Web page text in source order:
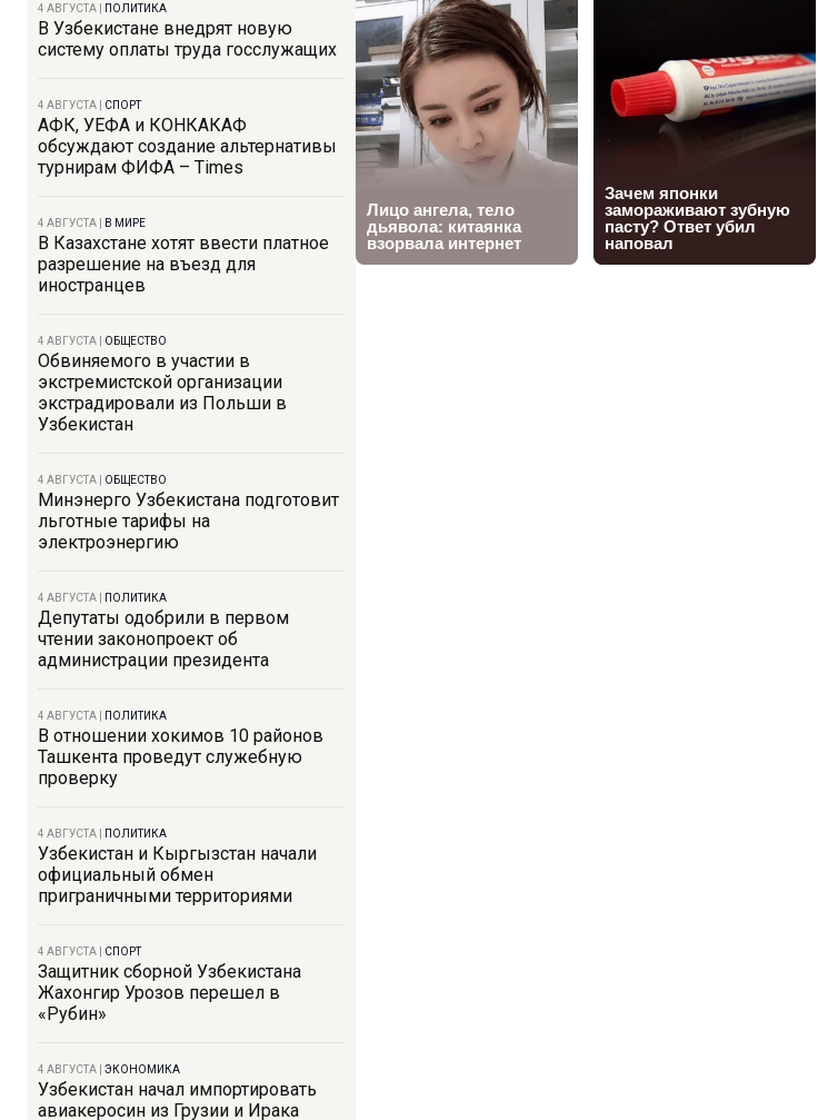
4 АВГУСТА ПОЛИТИКА
В Узбекистане внедрят новую
систему оплаты труда госслужащих
4 АВГУСТА СПОРТ
АФК, УЕФА и КОНКАКАФ
обсуждают создание альтернативы
турнирам ФИФА – Times
4 АВГУСТА В МИРЕ
В Казахстане хотят ввести платное
разрешение на въезд для
иностранцев
4 АВГУСТА ОБЩЕСТВО
Обвиняемого в участии в
экстремистской организации
экстрадировали из Польши в
Узбекистан
4 АВГУСТА ОБЩЕСТВО
Минэнерго Узбекистана подготовит
льготные тарифы на
электроэнергию
4 АВГУСТА ПОЛИТИКА
Депутаты одобрили в первом
чтении законопроект об
администрации президента
4 АВГУСТА ПОЛИТИКА
В отношении хокимов 10 районов
Ташкента проведут служебную
проверку
4 АВГУСТА ПОЛИТИКА
Узбекистан и Кыргызстан начали
официальный обмен
приграничными территориями
4 АВГУСТА СПОРТ
Защитник сборной Узбекистана
Жахонгир Урозов перешел в
«Рубин»
4 АВГУСТА ЭКОНОМИКА
Узбекистан начал импортировать
авиакеросин из Грузии и Ирака